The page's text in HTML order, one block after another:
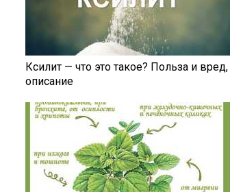
Ксилит — что это такое? Польза и вред,
описание